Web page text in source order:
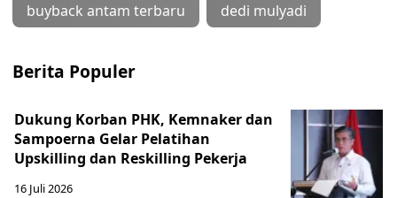
buyback antam terbaru dedi mulyadi
Berita Populer
Dukung Korban PHK, Kemnaker dan
Sampoerna Gelar Pelatihan
Upskilling dan Reskilling Pekerja
16 Juli 2026